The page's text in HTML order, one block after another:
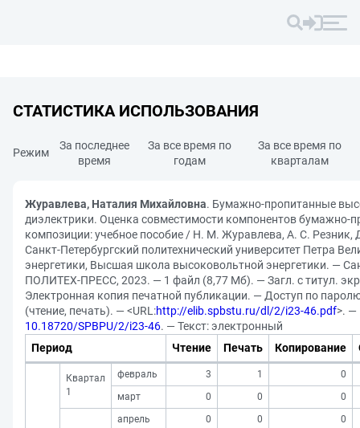
СТАТИСТИКА ИСПОЛЬЗОВАНИЯ
Режим
За последнее
время
За все время по
годам
За все время по
кварталам
Журавлева, Наталия Михайловна. Бумажно-пропитанные
диэлектрики. Оценка совместимости компонентов бумажно-
композиции: учебное пособие / Н. М. Журавлева, А. С. Резник,
Санкт-Петербургский политехнический университет Петра
энергетики, Высшая школа высоковольтной энергетики. —
ПОЛИТЕХ-ПРЕСС, 2023. — 1 файл (8,77 Мб). — Загл. с титул.
Электронная копия печатной публикации. — Доступ по
(чтение, печать). — <URL:http://elib.spbstu.ru/dl/2/i23-46.pdf>. —
10.18720/SPBPU/2/i23-46. — Текст: электронный
Период
Чтение Печать Копирование
Квартал
1
февраль 3 1
0
март
0 0 0
апрель 0 0
0